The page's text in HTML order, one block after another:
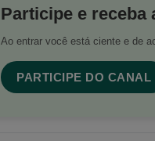
Participe e receba
Ao entrar você está ciente e de
PARTICIPE DO CANAL